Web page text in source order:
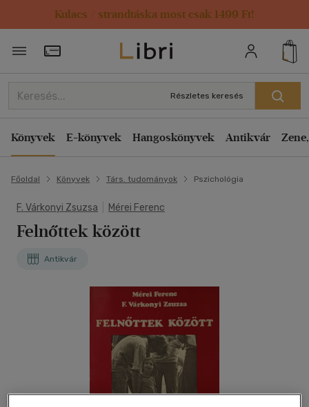
Kulacs / strandtáska most csak 1499 Ft!
Törzsvásárlói Kártya adatai
Részletes keresés
Könyvek E-könyvek Hangoskönyvek Antikvár
Főoldal Könyvek Társ. tudományok Pszichológia
F. Várkonyi Zsuzsa Mérei Ferenc
Felnőttek között
Antikvár